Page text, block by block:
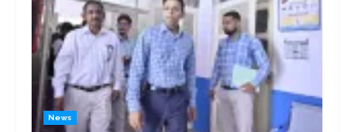
News